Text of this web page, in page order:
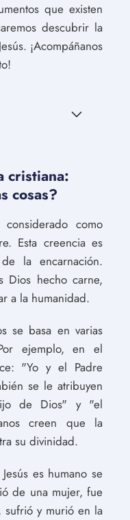
que existen
descubrir la
¡Acompáñanos
cristiana:
cosas?
como
Esta creencia es
la encarnación.
Dios hecho carne,
a la humanidad.
se basa en varias
ejemplo, en el
"Yo y el Padre
se le atribuyen
de Dios" y "el
creen que la
su divinidad.
es humano se
de una mujer, fue
sufrió y murió en la